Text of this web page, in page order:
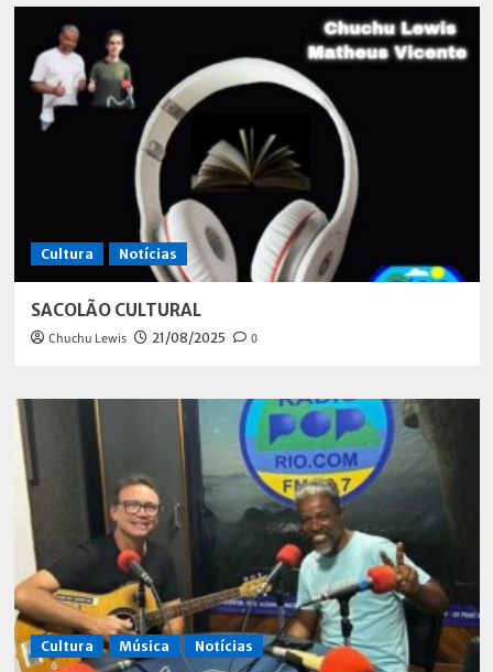
Cultura Notícias
SACOLÃO CULTURAL
Chuchu Lewis 21/08/2025 0
Cultura Música Notícias